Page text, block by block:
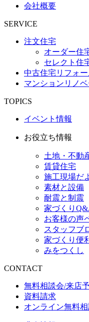
会社概要
SERVICE
注文住宅
オーダー住
セレクト住
中古住宅リフォー
マンションリノ
TOPICS
イベント情報
お役立ち情報
土地・不動
賃貸住宅
施工現場だ
素材と設備
耐震と制震
家づくり
お客様の声
スタッフブ
家づくり便
みをつくし
CONTACT
無料相談会/来店
資料請求
オンライン無料